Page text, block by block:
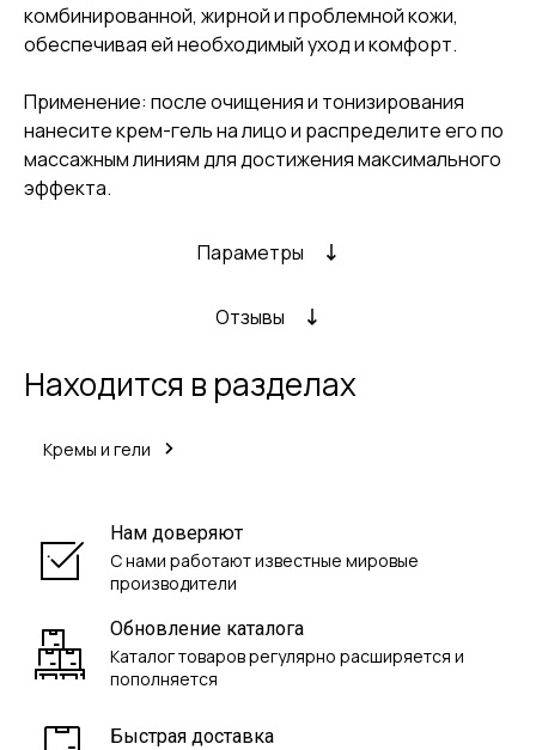
комбинированной, жирной и проблемной кожи,
обеспечивая ей необходимый уход и комфорт.
Применение: после очищения и тонизирования
нанесите крем-гель на лицо и распределите его по
массажным линиям для достижения максимального
эффекта.
Параметры
Отзывы
Находится в разделах
Кремы и гели
Нам доверяют
С нами работают известные мировые
производители
Обновление каталога
Каталог товаров регулярно расширяется и
пополняется
Быстрая доставка